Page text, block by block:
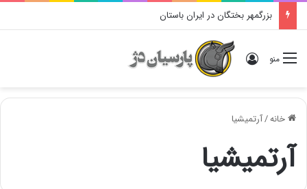
بزرگمهر بختگان در ایران باستان
منو ورود
خانه/آرتمیشیا
آرتمیشیا